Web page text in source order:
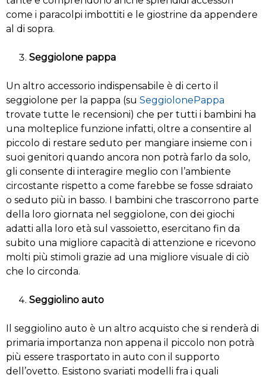
come i paracolpi imbottiti e le giostrine da appendere
al di sopra.
Seggiolone pappa
Un altro accessorio indispensabile è di certo il
seggiolone per la pappa (su SeggiolonePappa
trovate tutte le recensioni) che per tutti i bambini ha
una molteplice funzione infatti, oltre a consentire al
piccolo di restare seduto per mangiare insieme con i
suoi genitori quando ancora non potrà farlo da solo,
gli consente di interagire meglio con l’ambiente
circostante rispetto a come farebbe se fosse sdraiato
o seduto più in basso. I bambini che trascorrono parte
della loro giornata nel seggiolone, con dei giochi
adatti alla loro età sul vassoietto, esercitano fin da
subito una migliore capacità di attenzione e ricevono
molti più stimoli grazie ad una migliore visuale di ciò
che lo circonda.
Seggiolino auto
Il seggiolino auto è un altro acquisto che si renderà di
primaria importanza non appena il piccolo non potrà
più essere trasportato in auto con il supporto
dell’ovetto. Esistono svariati modelli fra i quali